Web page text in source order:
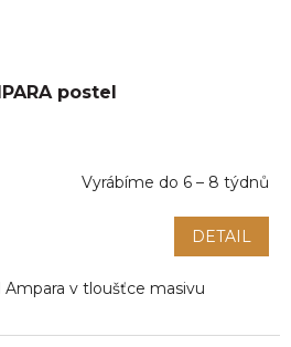
postel
Vyrábíme do 6 – 8 týdnů
DETAIL
v tloušťce masivu